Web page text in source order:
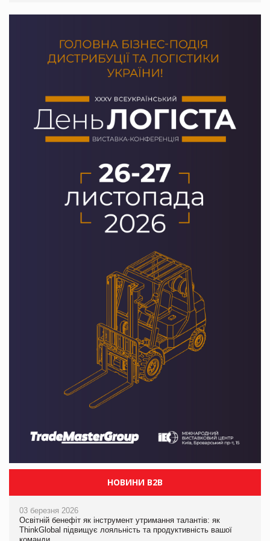
НОВИНИ B2B
03 березня 2026
Освітній бенефіт як інструмент утримання талантів: як
ThinkGlobal підвищує лояльність та продуктивність вашої